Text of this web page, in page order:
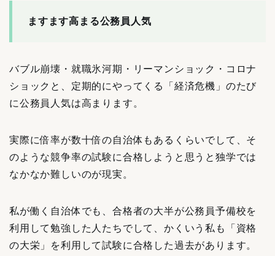
ますます高まる公務員人気
バブル崩壊・就職氷河期・リーマンショック・コロナ
ショックと、定期的にやってくる「経済危機」のたび
に公務員人気は高まります。
実際に倍率が数十倍の自治体もあるくらいでして、そ
のような競争率の試験に合格しようと思うと独学では
なかなか難しいのが現実。
私が働く自治体でも、合格者の大半が公務員予備校を
利用して勉強した人たちでして、かくいう私も「資格
の大栄」を利用して試験に合格した過去があります。